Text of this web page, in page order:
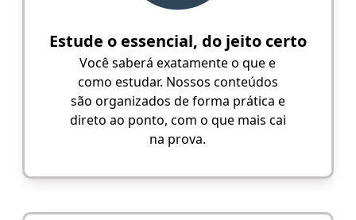
Estude o essencial, do jeito certo
Você saberá exatamente o que e
como estudar. Nossos conteúdos
são organizados de forma prática e
direto ao ponto, com o que mais cai
na prova.